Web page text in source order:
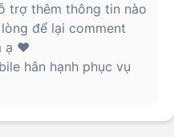
trợ thêm thông tin nào
để lại comment
ạ ❤️
hân hạnh phục vụ